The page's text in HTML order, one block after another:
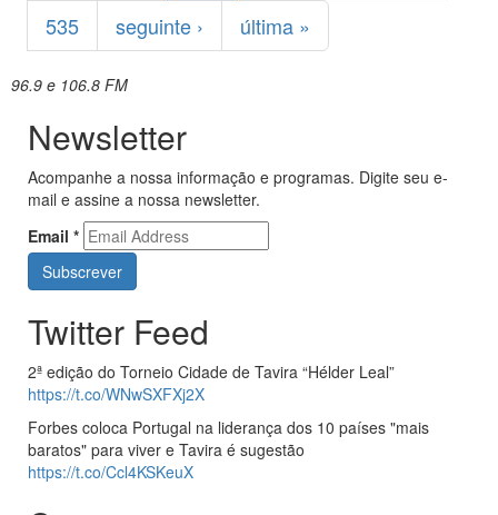
535
seguinte › última »
96.9 e 106.8 FM
Newsletter
Acompanhe a nossa informação e programas. Digite seu e-
mail e assine a nossa newsletter.
Email *
Twitter Feed
2ª edição do Torneio Cidade de Tavira “Hélder Leal”
https://t.co/WNwSXFXj2X
Forbes coloca Portugal na liderança dos 10 países "mais
baratos" para viver e Tavira é sugestão
https://t.co/Ccl4KSKeuX